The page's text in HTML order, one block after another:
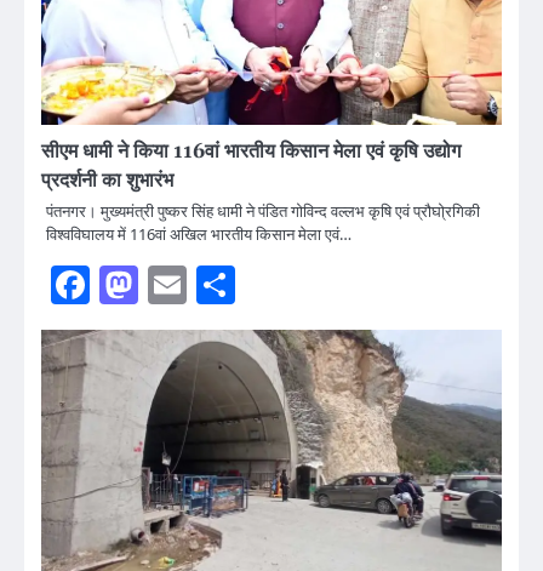
सीएम धामी ने किया 116वां भारतीय किसान मेला एवं कृषि उद्योग
प्रदर्शनी का शुभारंभ
पंतनगर। मुख्यमंत्री पुष्कर सिंह धामी ने पंडित गोविन्द वल्लभ कृषि एवं प्रौघो्रगिकी
विश्वविघालय में 116वां अखिल भारतीय किसान मेला एवं…
Facebook
Mastodon
Email